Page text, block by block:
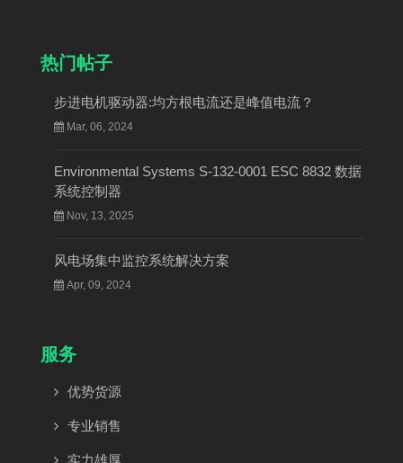
热门帖子
步进电机驱动器:均方根电流还是峰值电流？
Mar, 06, 2024
Environmental Systems S-132-0001 ESC 8832 数据
系统控制器
Nov, 13, 2025
风电场集中监控系统解决方案
Apr, 09, 2024
服务
优势货源
专业销售
实力雄厚